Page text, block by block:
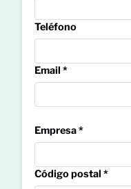
Teléfono
Email *
Empresa *
Código postal *